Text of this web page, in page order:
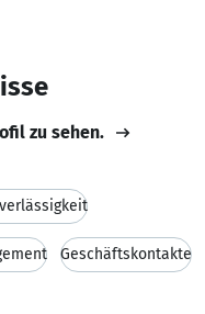
zu sehen.
Geschäftskontakte